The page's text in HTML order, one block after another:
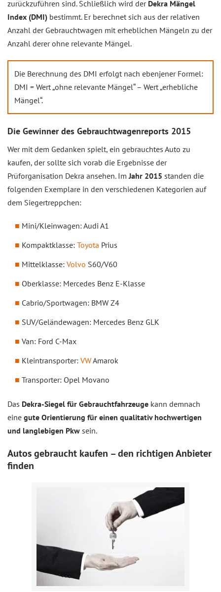
zurückzuführen sind. Schließlich wird der Dekra Mängel
Index (DMI) bestimmt. Er berechnet sich aus der relativen
Anzahl der Gebrauchtwagen mit erheblichen Mängeln zu der
Anzahl derer ohne relevante Mängel.
Die Berechnung des DMI erfolgt nach ebenjener Formel:
DMI = Wert „ohne relevante Mängel“ – Wert „erhebliche
Mängel“.
Die Gewinner des Gebrauchtwagenreports 2015
Wer mit dem Gedanken spielt, ein gebrauchtes Auto zu
kaufen, der sollte sich vorab die Ergebnisse der
Prüforganisation Dekra ansehen. ImJahr 2015 standen die
folgenden Exemplare in den verschiedenen Kategorien auf
dem Siegertreppchen:
Mini/Kleinwagen: Audi A1
Kompaktklasse: Toyota Prius
Mittelklasse: Volvo S60/V60
Oberklasse: Mercedes Benz E-Klasse
Cabrio/Sportwagen: BMW Z4
SUV/Geländewagen: Mercedes Benz GLK
Van: Ford C-Max
Kleintransporter: VWAmarok
Transporter: Opel Movano
Das Dekra-Siegel für Gebrauchtfahrzeuge kann demnach
eine gute Orientierung für einen qualitativ hochwertigen
und langlebigen Pkw sein.
Autos gebraucht kaufen – den richtigen Anbieter
finden